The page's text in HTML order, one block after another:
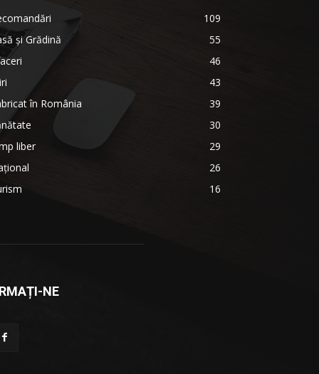
109
şi Grădină
55
46
43
în România
39
30
liber
29
26
16
NE